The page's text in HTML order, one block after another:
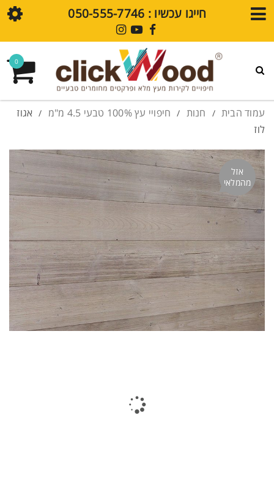
גלריית עיצובים
פרקט SPC
בלוג
שאלות נפוצות
תקני איכות
צרו קשר
חייגו עכשיו : ⁦050-555-7746⁩
0
עמוד הבית / חנות / חיפויי עץ 100% טבעי 4.5 מ"מ / אגוז
לוז
אזל
מהמלאי